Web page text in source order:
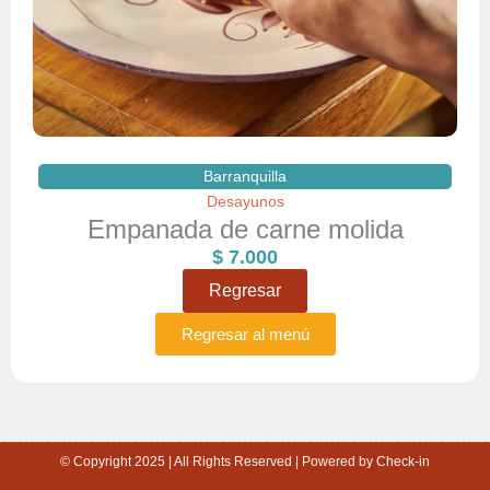
Barranquilla
Desayunos
Empanada de carne molida
$ 7.000
Regresar
Regresar al menú
© Copyright 2025 | All Rights Reserved | Powered by Check-in